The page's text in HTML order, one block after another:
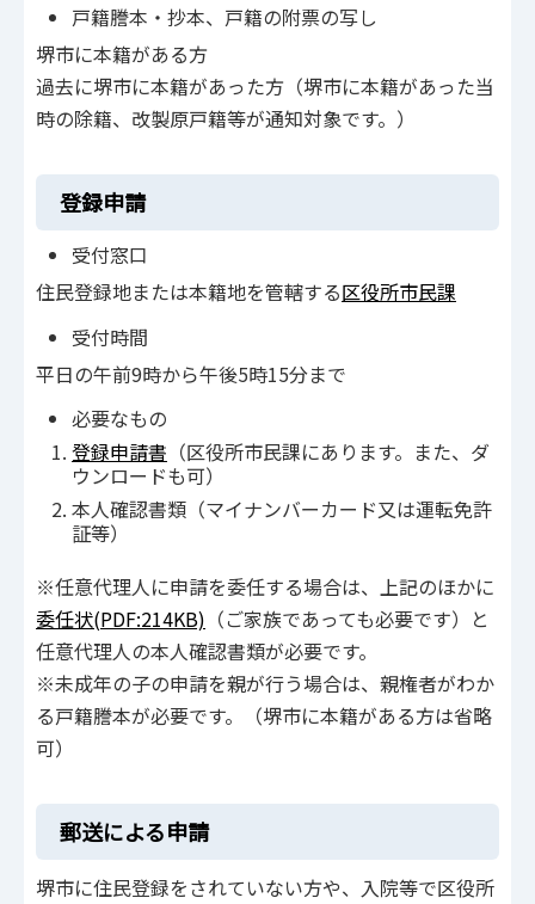
戸籍謄本・抄本、戸籍の附票の写し
堺市に本籍がある方
過去に堺市に本籍があった方（堺市に本籍があった当
時の除籍、改製原戸籍等が通知対象です。）
登録申請
受付窓口
住民登録地または本籍地を管轄する区役所市民課
受付時間
平日の午前9時から午後5時15分まで
必要なもの
登録申請書 （区役所市民課にあります。また、ダ
ウンロードも可）
本人確認書類（マイナンバーカード又は運転免許
証等）
※任意代理人に申請を委任する場合は、上記のほかに
委任状(PDF:214KB) （ご家族であっても必要です）と
任意代理人の本人確認書類が必要です。
※未成年の子の申請を親が行う場合は、親権者がわか
る戸籍謄本が必要です。（堺市に本籍がある方は省略
可）
郵送による申請
堺市に住民登録をされていない方や、入院等で区役所